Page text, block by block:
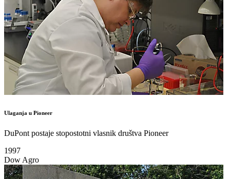
Ulaganja u Pioneer
DuPont postaje stopostotni vlasnik društva Pioneer
1997
Dow Agro